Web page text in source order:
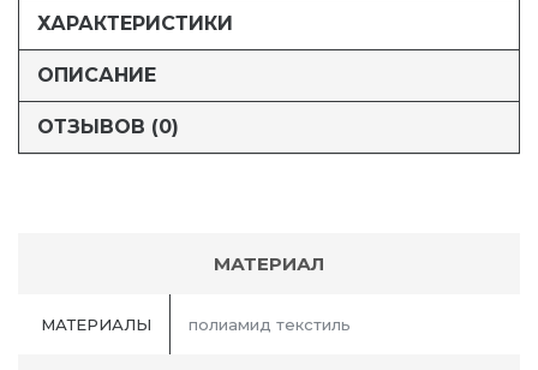
ХАРАКТЕРИСТИКИ
ОПИСАНИЕ
ОТЗЫВОВ (0)
МАТЕРИАЛ
МАТЕРИАЛЫ полиамид текстиль